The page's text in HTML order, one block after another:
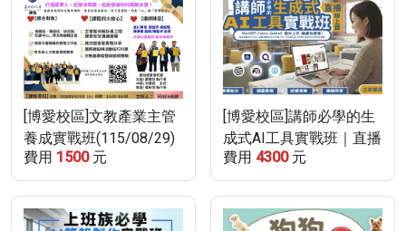
[博愛校區]文教產業主管
養成實戰班(115/08/29)
費用 1500 元
[博愛校區]講師必學的生
成式AI工具實戰班｜直播
線上課
費用 4300 元